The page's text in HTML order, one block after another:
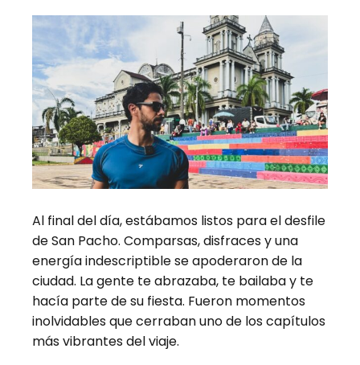
Al final del día, estábamos listos para el desfile
de San Pacho. Comparsas, disfraces y una
energía indescriptible se apoderaron de la
ciudad. La gente te abrazaba, te bailaba y te
hacía parte de su fiesta. Fueron momentos
inolvidables que cerraban uno de los capítulos
más vibrantes del viaje.